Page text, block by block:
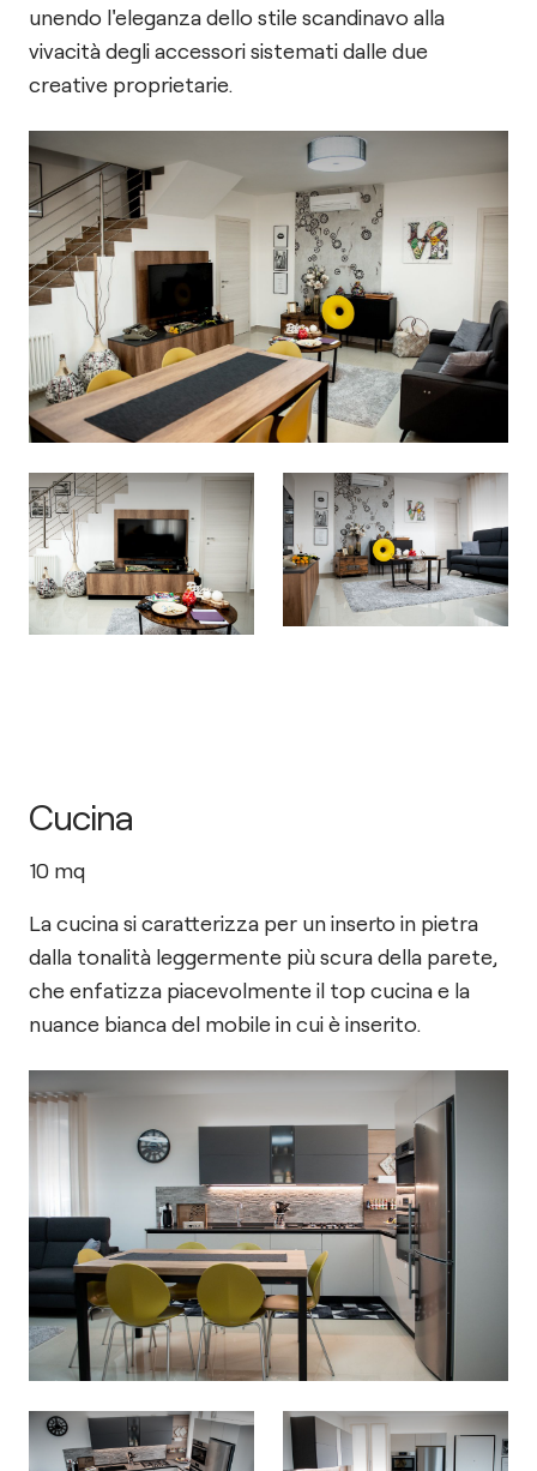
unendo l'eleganza dello stile scandinavo alla
vivacità degli accessori sistemati dalle due
creative proprietarie.
Cucina
10 mq
La cucina si caratterizza per un inserto in pietra
dalla tonalità leggermente più scura della parete,
che enfatizza piacevolmente il top cucina e la
nuance bianca del mobile in cui è inserito.